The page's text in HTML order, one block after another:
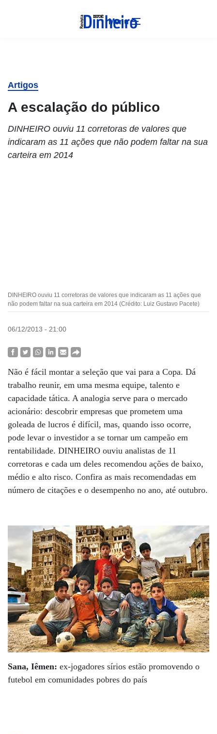
Menu
Artigos
A escalação do público
DINHEIRO ouviu 11 corretoras de valores que
indicaram as 11 ações que não podem faltar na sua
carteira em 2014
DINHEIRO ouviu 11 corretoras de valores que indicaram as 11 ações que
não podem faltar na sua carteira em 2014 (Crédito: Luiz Gustavo Pacete)
06/12/2013 - 21:00
Não é fácil montar a seleção que vai para a Copa. Dá
trabalho reunir, em uma mesma equipe, talento e
capacidade tática. A analogia serve para o mercado
acionário: descobrir empresas que prometem uma
goleada de lucros é difícil, mas, quando isso ocorre,
pode levar o investidor a se tornar um campeão em
rentabilidade. DINHEIRO ouviu analistas de 11
corretoras e cada um deles recomendou ações de baixo,
médio e alto risco. Confira as mais recomendadas em
número de citações e o desempenho no ano, até outubro.
Sana, Iêmen: ex-jogadores sírios estão promovendo o
futebol em comunidades pobres do país